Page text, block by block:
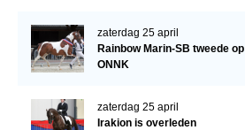
WBSFH
Zoek een hengst
zaterdag 25 april
Rainbow Marin-SB tweede op
ONNK
zaterdag 25 april
Irakion is overleden